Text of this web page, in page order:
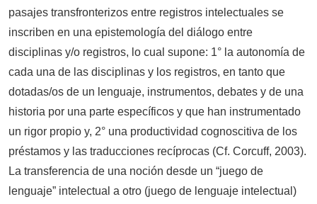
pasajes transfronterizos entre registros intelectuales se
inscriben en una epistemología del diálogo entre
disciplinas y/o registros, lo cual supone: 1° la autonomía de
cada una de las disciplinas y los registros, en tanto que
dotadas/os de un lenguaje, instrumentos, debates y de una
historia por una parte específicos y que han instrumentado
un rigor propio y, 2° una productividad cognoscitiva de los
préstamos y las traducciones recíprocas (Cf. Corcuff, 2003).
La transferencia de una noción desde un “juego de
lenguaje” intelectual a otro (juego de lenguaje intelectual)